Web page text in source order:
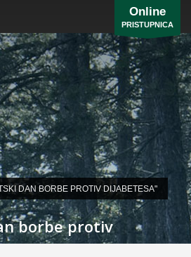
Online
PRISTUPNICA
DAN BORBE PROTIV DIJABETESA"
borbe protiv